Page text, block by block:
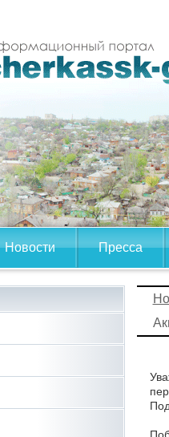
Новости Пресса